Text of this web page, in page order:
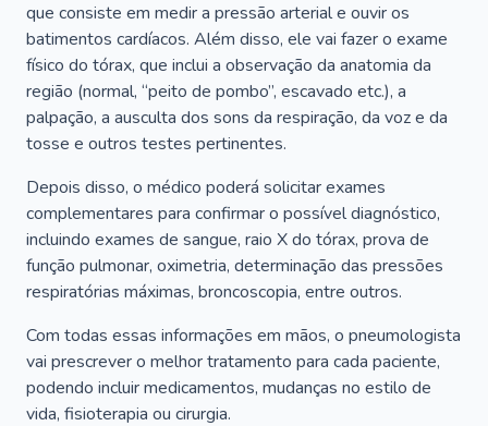
que consiste em medir a pressão arterial e ouvir os
batimentos cardíacos. Além disso, ele vai fazer o exame
físico do tórax, que inclui a observação da anatomia da
região (normal, “peito de pombo”, escavado etc.), a
palpação, a ausculta dos sons da respiração, da voz e da
tosse e outros testes pertinentes.
Depois disso, o médico poderá solicitar exames
complementares para confirmar o possível diagnóstico,
incluindo exames de sangue, raio X do tórax, prova de
função pulmonar, oximetria, determinação das pressões
respiratórias máximas, broncoscopia, entre outros.
Com todas essas informações em mãos, o pneumologista
vai prescrever o melhor tratamento para cada paciente,
podendo incluir medicamentos, mudanças no estilo de
vida, fisioterapia ou cirurgia.